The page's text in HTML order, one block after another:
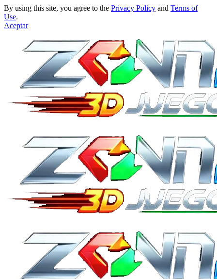
By using this site, you agree to the Privacy Policy and Terms of
Use.
Aceptar